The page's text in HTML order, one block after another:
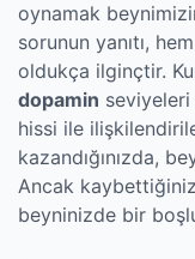
oynamak
sorunun yanıtı,
oldukça ilginçtir.
dopamin
hissi ile
kazandığınızda,
Ancak
beyninizde bir